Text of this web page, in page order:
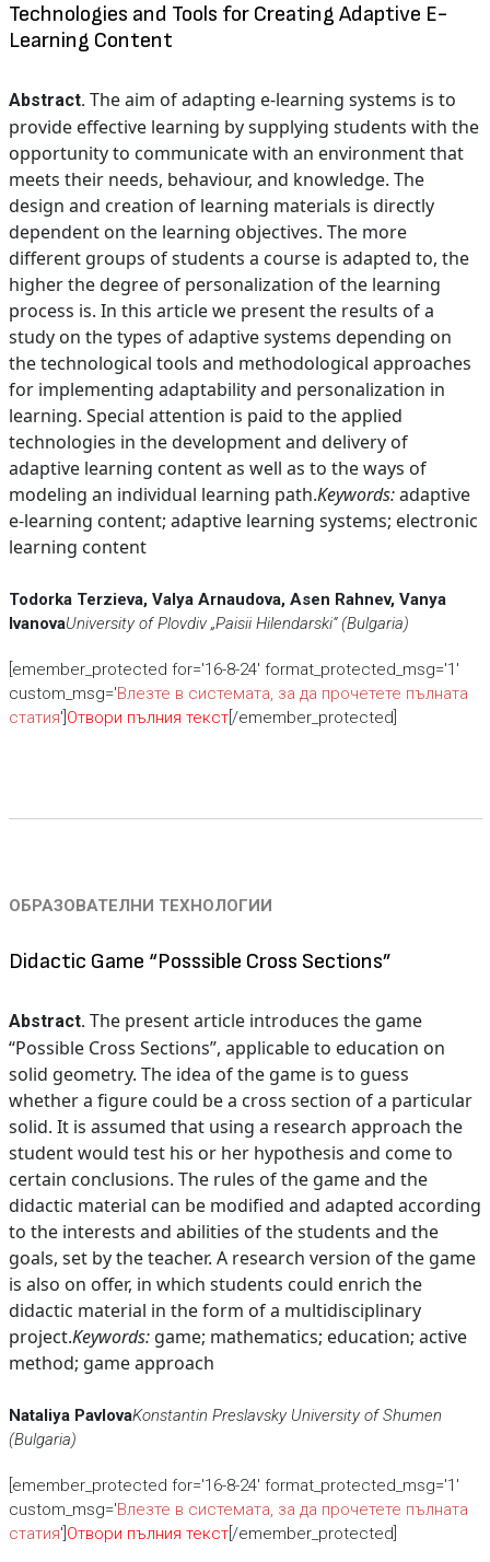
Technologies and Tools for Creating Adaptive E-
Learning Content
Abstract.The aim of adapting e-learning systems is to
provide effective learning by supplying students with the
opportunity to communicate with an environment that
meets their needs, behaviour, and knowledge. The
design and creation of learning materials is directly
dependent on the learning objectives. The more
different groups of students a course is adapted to, the
higher the degree of personalization of the learning
process is. In this article we present the results of a
study on the types of adaptive systems depending on
the technological tools and methodological approaches
for implementing adaptability and personalization in
learning. Special attention is paid to the applied
technologies in the development and delivery of
adaptive learning content as well as to the ways of
modeling an individual learning path.Keywords:adaptive
e-learning content; adaptive learning systems; electronic
learning content
Todorka Terzieva, Valya Arnaudova, Asen Rahnev, Vanya
IvanovaUniversity of Plovdiv „Paisii Hilendarski“ (Bulgaria)
[emember_protected for='16-8-24' format_protected_msg='1'
custom_msg='Влезте в системата, за да прочетете пълната
статия'] Отвори пълния текст[/emember_protected]
ОБРАЗОВАТЕЛНИ ТЕХНОЛОГИИ
Didactic Game “Posssible Cross Sections”
Abstract.The present article introduces the game
“Possible Cross Sections”, applicable to education on
solid geometry. The idea of the game is to guess
whether a figure could be a cross section of a particular
solid. It is assumed that using a research approach the
student would test his or her hypothesis and come to
certain conclusions. The rules of the game and the
didactic material can be modified and adapted according
to the interests and abilities of the students and the
goals, set by the teacher. A research version of the game
is also on offer, in which students could enrich the
didactic material in the form of a multidisciplinary
project.Keywords:game; mathematics; education; active
method; game approach
Nataliya PavlovaKonstantin Preslavsky University of Shumen
(Bulgaria)
[emember_protected for='16-8-24' format_protected_msg='1'
custom_msg='Влезте в системата, за да прочетете пълната
статия'] Отвори пълния текст[/emember_protected]